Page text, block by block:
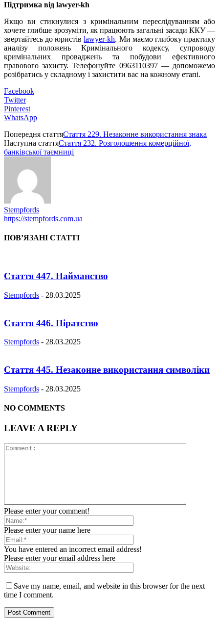
Підтримка від lawyer-kh
Якщо ви стикнулися з кримінальним переслідуванням або
хочете глибше зрозуміти, як працюють загальні засади ККУ —
звертайтесь до юристівlawyer-kh. Ми маємо глибоку практику
аналізу положень Кримінального кодексу, супроводу
кримінальних проваджень та побудови ефективного
правового захисту. Телефонуйте 0963110397 — допоможемо
розібратись у складному і захистити вас на кожному етапі.
Facebook
Twitter
Pinterest
WhatsApp
Попередня статтяСтаття 229. Незаконне використання знака
Наступна статтяСтаття 232. Розголошення комерційної,
банківської таємниці
Stempfords
https://stempfords.com.ua
ПОВ’ЯЗАНІ СТАТТІ
Стаття 447. Найманство
Stempfords - 28.03.2025
Стаття 446. Піратство
Stempfords - 28.03.2025
Стаття 445. Незаконне використання символіки
Stempfords - 28.03.2025
NO COMMENTS
LEAVE A REPLY
Please enter your comment!
Please enter your name here
You have entered an incorrect email address!
Please enter your email address here
Save my name, email, and website in this browser for the next
time I comment.